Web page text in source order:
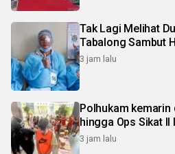
Tak Lagi Melihat
Tabalong Sambut
3 jam lalu
Polhukam kemarin
hingga Ops Sikat II
3 jam lalu